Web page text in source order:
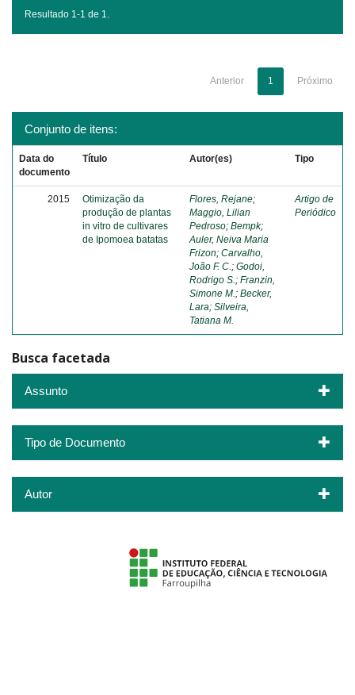
Resultado 1-1 de 1.
Anterior 1 Próximo
Conjunto de itens:
Data do
documento
Título Autor(es) Tipo
2015
Otimização da
produção de plantas
in vitro de cultivares
de Ipomoea batatas
Flores, Rejane;
Maggio, Lilian
Pedroso; Bempk;
Auler, Neiva Maria
Frizon; Carvalho,
João F. C.; Godoi,
Rodrigo S.; Franzin,
Simone M.; Becker,
Lara; Silveira,
Tatiana M.
Artigo de
Periódico
Busca facetada
Assunto
Tipo de Documento
Autor